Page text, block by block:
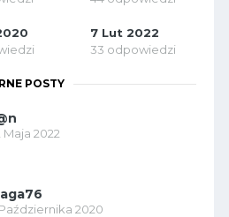
7 Lut 2022
33 odpowiedzi
POSTY
Maja 2022
2020